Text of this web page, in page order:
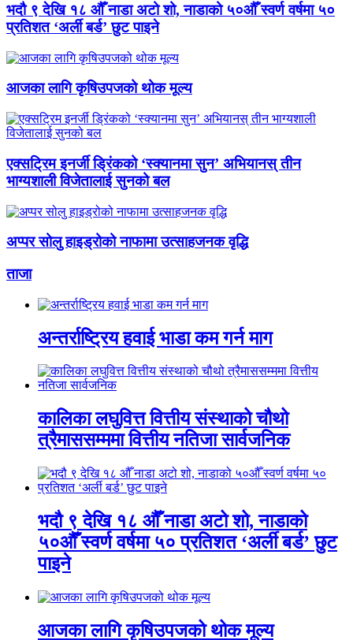
भदौ ९ देखि १८ औँ नाडा अटो शो, नाडाको ५०औँ स्वर्ण वर्षमा ५०
प्रतिशत ‘अर्ली बर्ड’ छुट पाइने
आजका लागि कृषिउपजको थोक मूल्य
एक्सट्रिम इनर्जी ड्रिंकको ‘स्क्यानमा सुन’ अभियानस् तीन
भाग्यशाली विजेतालाई सुनको बल
अप्पर सोलु हाइड्रोको नाफामा उत्साहजनक वृद्धि
ताजा
अन्तर्राष्ट्रिय हवाई भाडा कम गर्न माग
कालिका लघुवित्त वित्तीय संस्थाको चौथो
त्रैमाससम्ममा वित्तीय नतिजा सार्वजनिक
भदौ ९ देखि १८ औँ नाडा अटो शो, नाडाको
५०औँ स्वर्ण वर्षमा ५० प्रतिशत ‘अर्ली बर्ड’ छुट
पाइने
आजका लागि कृषिउपजको थोक मूल्य